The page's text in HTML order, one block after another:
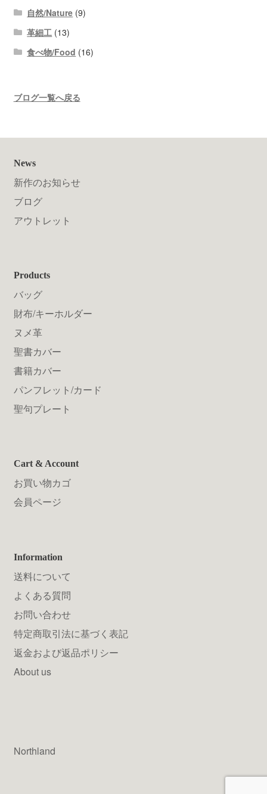
自然/Nature (9)
革細工 (13)
食べ物/Food (16)
ブログ一覧へ戻る
News
新作のお知らせ
ブログ
アウトレット
Products
バッグ
財布/キーホルダー
ヌメ革
聖書カバー
書籍カバー
パンフレット/カード
聖句プレート
Cart & Account
お買い物カゴ
会員ページ
Information
送料について
よくある質問
お問い合わせ
特定商取引法に基づく表記
返金および返品ポリシー
About us
Northland